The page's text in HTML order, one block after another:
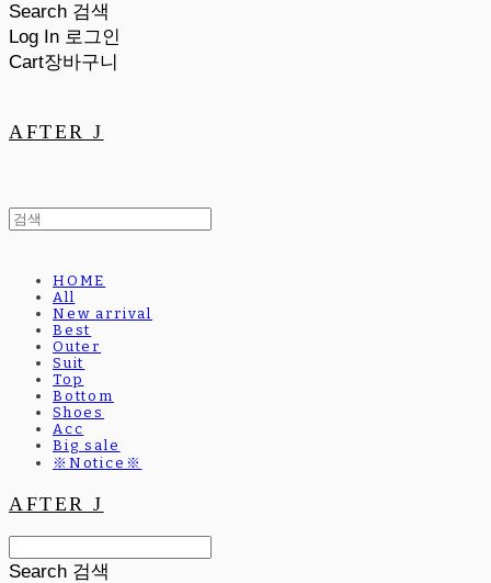
Search 검색
Log In 로그인
Cart장바구니
AFTER J
HOME
All
New arrival
Best
Outer
Suit
Top
Bottom
Shoes
Acc
Big sale
※Notice※
AFTER J
Search 검색